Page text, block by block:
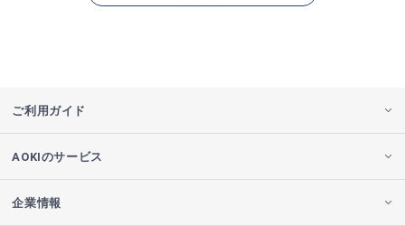
ご利用ガイド
AOKIのサービス
企業情報